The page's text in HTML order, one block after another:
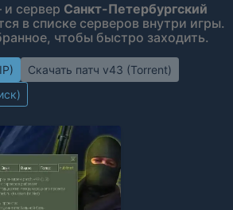
и сервер Санкт-Петербургский
в списке серверов внутри игры.
чтобы быстро заходить.
Скачать патч v43 (Torrent)